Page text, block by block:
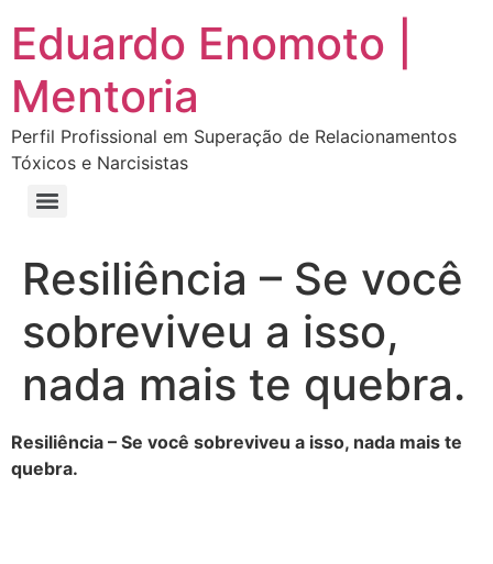
Eduardo Enomoto |
Mentoria
Perfil Profissional em Superação de Relacionamentos
Tóxicos e Narcisistas
Resiliência – Se você
sobreviveu a isso,
nada mais te quebra.
Resiliência – Se você sobreviveu a isso, nada mais te
quebra.